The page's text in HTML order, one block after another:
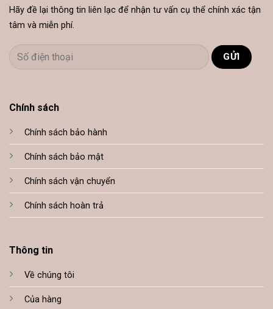
Chính sách
Chính sách bảo hành
Chính sách bảo mật
Chính sách vận chuyển
Chính sách hoàn trả
Thông tin
Về chúng tôi
Của hàng
Hãy đề lại thông tin liên lạc để nhận tư vấn cụ thể chính xác tận
tâm và miễn phí.